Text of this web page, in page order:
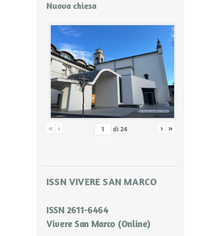
Nuova chiesa
« ‹ di 24 › »
ISSN VIVERE SAN MARCO
ISSN 2611-6464
Vivere San Marco (Online)